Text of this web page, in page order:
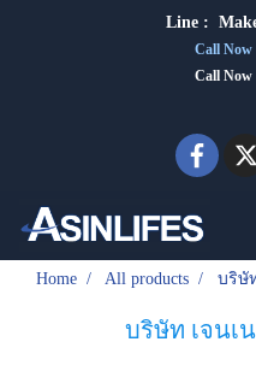
Line :
Call Now
Call Now
Home All products บริษั
บริษัท เจนเ